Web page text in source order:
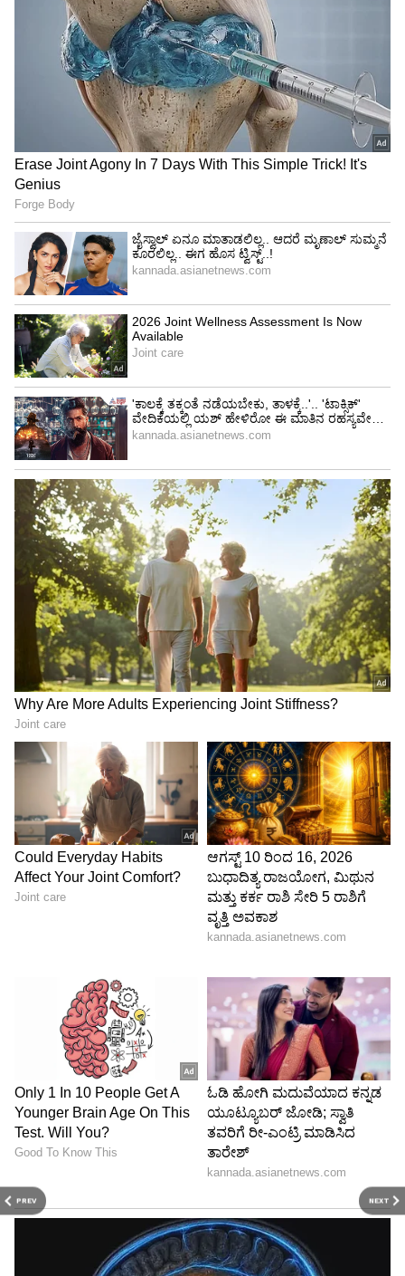
PREV NEXT
ನಿಯಮ ಮೀರಿದರೆ ಬೀಳುತ್ತೆ ಭಾರಿ ದಂಡ
ಕೆಲವು ಪ್ರಯಾಣಿಕರು ಅನುಮತಿಯಿಲ್ಲದೆ AC ಕೋಚ್‌ಗೆ
ಹೋಗಿ ಕುಳಿತುಕೊಳ್ಳುತ್ತಾರೆ. ಆದರೆ, ಇದು ರೈಲ್ವೆ ನಿಯಮಗಳ
ಉಲ್ಲಂಘನೆಯಾಗಿದೆ. ತಪಾಸಣೆ ವೇಳೆ TTE ಹೆಚ್ಚುವರಿ ಶುಲ್ಕ
ಮತ್ತು ದಂಡ ಎರಡನ್ನೂ ವಸೂಲಿ ಮಾಡಬಹುದು. ಆದ್ದರಿಂದ,
ಯಾವಾಗಲೂ ನಿಯಮಗಳ ಪ್ರಕಾರವೇ ಸೀಟ್ ಅಪ್‌ಗ್ರೇಡ್
ಮಾಡಿಸಿಕೊಳ್ಳಲು ಪ್ರಯತ್ನಿಸಿ.